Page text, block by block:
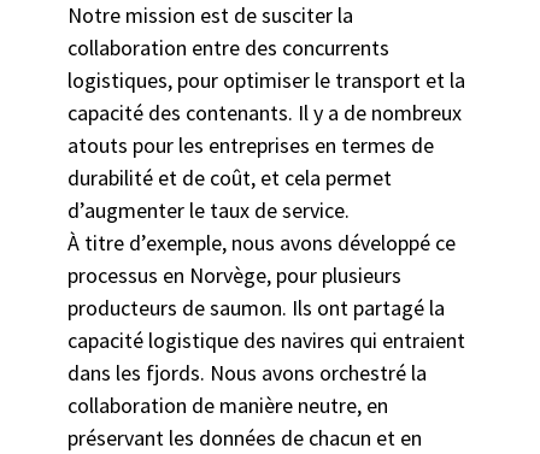
Notre mission est de susciter la
collaboration entre des concurrents
logistiques, pour optimiser le transport et la
capacité des contenants. Il y a de nombreux
atouts pour les entreprises en termes de
durabilité et de coût, et cela permet
d’augmenter le taux de service.
À titre d’exemple, nous avons développé ce
processus en Norvège, pour plusieurs
producteurs de saumon. Ils ont partagé la
capacité logistique des navires qui entraient
dans les fjords. Nous avons orchestré la
collaboration de manière neutre, en
préservant les données de chacun et en